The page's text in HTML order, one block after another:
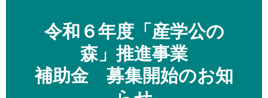
令和６年度「産学公の
森」推進事業
補助金 募集開始のお知